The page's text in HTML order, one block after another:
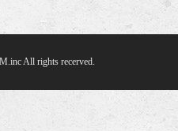
All rights recerved.